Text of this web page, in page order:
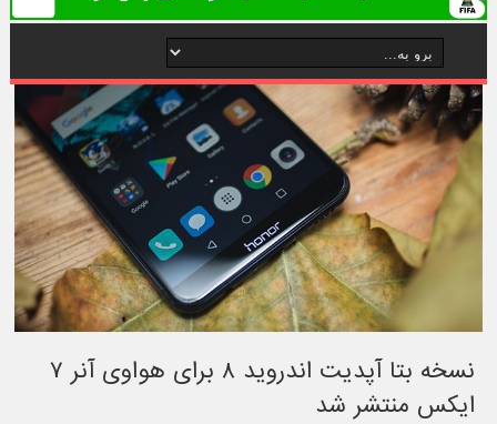
نسخه بتا آپدیت اندروید ۸ برای هواوی آنر ۷
ایکس منتشر شد